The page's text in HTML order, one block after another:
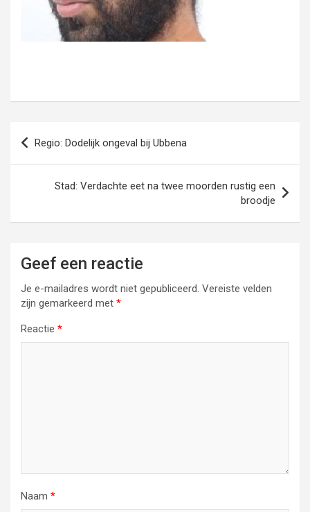
Bericht
navigatie
Regio: Dodelijk ongeval bij Ubbena
Stad: Verdachte eet na twee moorden rustig een
broodje
Geef een reactie
Je e-mailadres wordt niet gepubliceerd. Vereiste velden
zijn gemarkeerd met *
Reactie *
Naam *